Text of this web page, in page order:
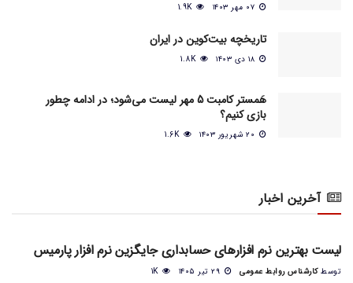
1.9K
تاریخچه بیت‌کوین در ایران
1.8K
هَمستر کامبت 5 مهر لیست می‌شود؛ در ادامه چطور
بازی کنیم؟
1.6K
آخرین اخبار
اخبار عمومی بازار
لیست بهترین نرم افزارهای حسابداری جایگزین نرم افزار پارمیس
توسط کارشناس روابط عمومی 1K